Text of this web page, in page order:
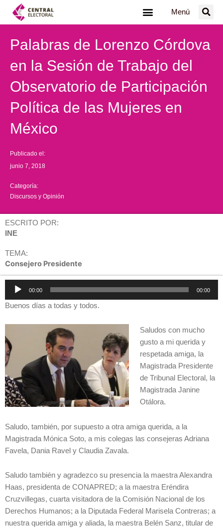
Menú
Palabras de Lorenzo Córdova
en la Sesión de Trabajo del
Observatorio de Participación
Política de las Mujeres en
México
Publicado el:
junio 7, 2018
Categoría:
Discursos y Opinión
ESCRITO POR:
INE
TEMA:
Consejero Presidente
Reproductor
audio
00:00 00:00
Buenos días a todas y todos.
Saludos con mucho
gusto a mi querida y
respetada amiga, la
Magistrada Presidente
de Tribunal Electoral, la
Magistrada Janine
Otálora.
Saludo, también, por supuesto a otra amiga querida, a la
Magistrada Mónica Soto, a mis colegas las consejeras Adriana
Favela, Dania Ravel y Claudia Zavala.
Saludo también y agradezco su presencia la maestra Alexandra
Haas, presidenta de CONAPRED; a la maestra Eréndira
Cruzvillegas, cuarta visitadora de la Comisión Nacional de los
Derechos Humanos; a la Diputada Federal Marisela Contreras; a
nuestra querida amiga y aliada, la maestra Belén Sanz, titular de